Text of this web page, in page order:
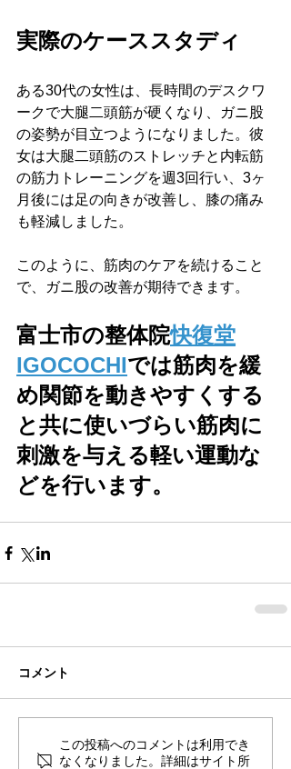
実際のケーススタディ
ある30代の女性は、長時間のデスクワ
ークで大腿二頭筋が硬くなり、ガニ股
の姿勢が目立つようになりました。彼
女は大腿二頭筋のストレッチと内転筋
の筋力トレーニングを週3回行い、3ヶ
月後には足の向きが改善し、膝の痛み
も軽減しました。
このように、筋肉のケアを続けること
で、ガニ股の改善が期待できます。
富士市の整体院快復堂
IGOCOCHIでは筋肉を緩
め関節を動きやすくする
と共に使いづらい筋肉に
刺激を与える軽い運動な
どを行います。
コメント
この投稿へのコメントは利用でき
なくなりました。詳細はサイト所